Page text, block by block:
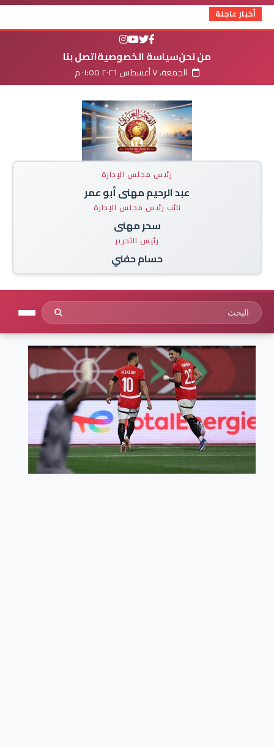
أخبار عاجلة
من نحنسياسة الخصوصيةاتصل بنا
الجمعة، ٧ أغسطس ٢٠٢٦ ٠١:٥٥ م
رئيس مجلس الإدارة
عبد الرحيم مهنى أبو عمر
نائب رئيس مجلس الإدارة
سحر مهنى
رئيس التحرير
حسام حفني